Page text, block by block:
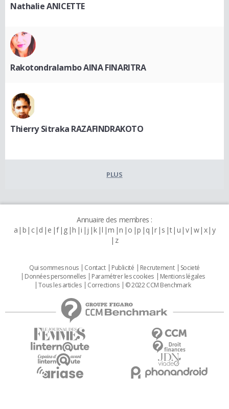
Nathalie ANICETTE
Rakotondralambo AINA FINARITRA
Thierry Sitraka RAZAFINDRAKOTO
PLUS
Annuaire des membres :
a b c d e f g h i j k l m n o p q r s t u v w x y
z
Qui sommes nous Contact Publicité Recrutement
Societé
Données personnelles
Paramétrer les cookies
Mentions légales
Tous les articles
Corrections © 2022 CCM Benchmark